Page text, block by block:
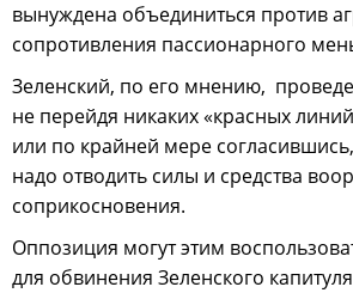
вынуждена объединиться против
сопротивления пассионарного
Зеленский, по его мнению,
не перейдя никаких «красных
или по крайней мере
надо отводить силы и средства
соприкосновения.
Оппозиция могут этим
для обвинения Зеленского